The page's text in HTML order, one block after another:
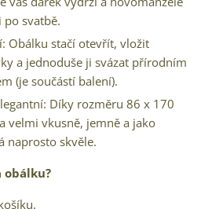
svatbě.
Obálku stačí otevřít, vložit
a jednoduše ji svázat přírodním
(je součástí balení).
Díky rozměru 86 x 170
velmi vkusně, jemně a jako
naprosto skvěle.
obálku?